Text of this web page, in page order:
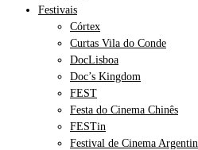
Festivais
Córtex
Curtas Vila do Conde
DocLisboa
Doc’s Kingdom
FEST
Festa do Cinema Chinês
FESTin
Festival de Cinema